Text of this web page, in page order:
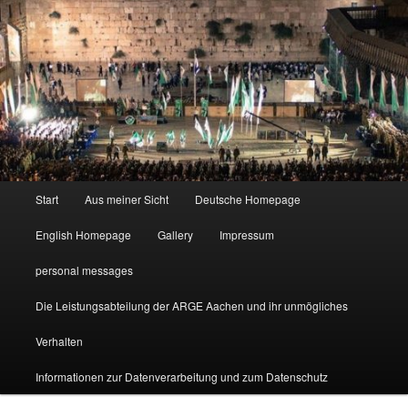
Start Aus meiner Sicht Deutsche Homepage
English Homepage Gallery Impressum
personal messages
Die Leistungsabteilung der ARGE Aachen und ihr unmögliches
Verhalten
Informationen zur Datenverarbeitung und zum Datenschutz